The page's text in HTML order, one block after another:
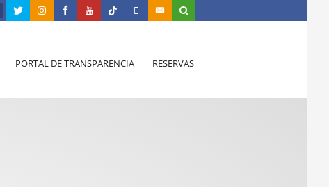
PORTAL DE TRANSPARENCIA RESERVAS